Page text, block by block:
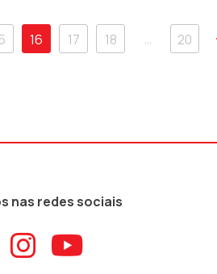
16 17 18 … 20
nas redes sociais
ao
Aceder ao
Aceder